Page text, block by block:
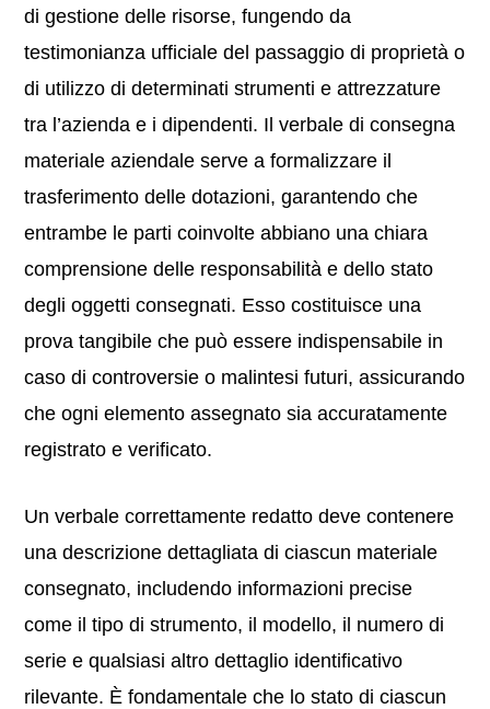
di gestione delle risorse, fungendo da
testimonianza ufficiale del passaggio di proprietà o
di utilizzo di determinati strumenti e attrezzature
tra l’azienda e i dipendenti. Il verbale di consegna
materiale aziendale serve a formalizzare il
trasferimento delle dotazioni, garantendo che
entrambe le parti coinvolte abbiano una chiara
comprensione delle responsabilità e dello stato
degli oggetti consegnati. Esso costituisce una
prova tangibile che può essere indispensabile in
caso di controversie o malintesi futuri, assicurando
che ogni elemento assegnato sia accuratamente
registrato e verificato.
Un verbale correttamente redatto deve contenere
una descrizione dettagliata di ciascun materiale
consegnato, includendo informazioni precise
come il tipo di strumento, il modello, il numero di
serie e qualsiasi altro dettaglio identificativo
rilevante. È fondamentale che lo stato di ciascun